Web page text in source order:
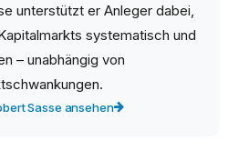
unterstützt er Anleger dabei,
systematisch und
– unabhängig von
Sasse ansehen